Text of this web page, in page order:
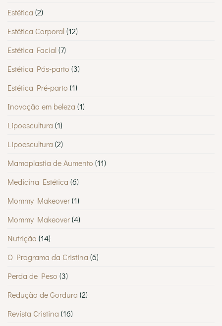
Estética (2)
Estética Corporal(12)
Estética Facial(7)
Estética Pós-parto (3)
Estética Pré-parto (1)
Inovação em beleza (1)
Lipoescultura (1)
Lipoescultura (2)
Mamoplastia de Aumento (11)
Medicina Estética (6)
Mommy Makeover(1)
Mommy Makeover(4)
Nutrição (14)
O Programa da Cristina (6)
Perda de Peso (3)
Redução de Gordura (2)
Revista Cristina (16)